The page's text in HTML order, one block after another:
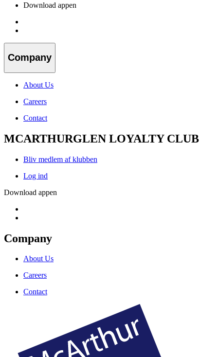
Download appen
Company
About Us
Careers
Contact
MCARTHURGLEN LOYALTY CLUB
Bliv medlem af klubben
Log ind
Download appen
Company
About Us
Careers
Contact